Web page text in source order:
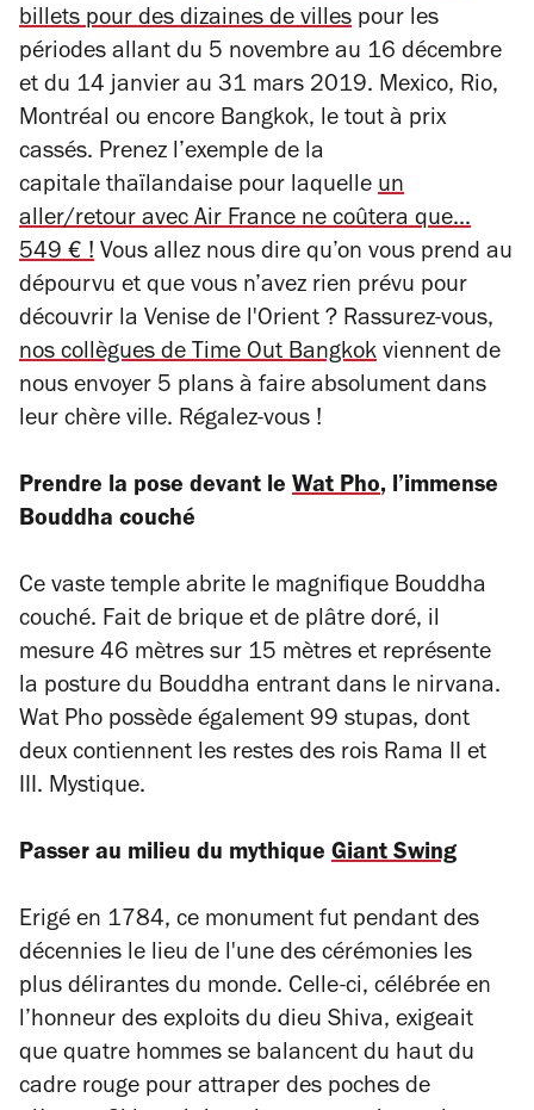
billets pour des dizaines de villes pour les
périodes allant du 5 novembre au 16 décembre
et du 14 janvier au 31 mars 2019. Mexico, Rio,
Montréal ou encore Bangkok, le tout à prix
cassés. Prenez l’exemple de la
capitale thaïlandaise pour laquelle un
aller/retour avec Air France ne coûtera que...
549 € ! Vous allez nous dire qu’on vous prend au
dépourvu et que vous n’avez rien prévu pour
découvrir la Venise de l'Orient ? Rassurez-vous,
nos collègues de Time Out Bangkok viennent de
nous envoyer 5 plans à faire absolument dans
leur chère ville. Régalez-vous !
Prendre la pose devant le Wat Pho, l’immense
Bouddha couché
Ce vaste temple abrite le magnifique Bouddha
couché. Fait de brique et de plâtre doré, il
mesure 46 mètres sur 15 mètres et représente
la posture du Bouddha entrant dans le nirvana.
Wat Pho possède également 99 stupas, dont
deux contiennent les restes des rois Rama II et
III. Mystique.
Passer au milieu du mythique Giant Swing
Erigé en 1784, ce monument fut pendant des
décennies le lieu de l'une des cérémonies les
plus délirantes du monde. Celle-ci, célébrée en
l’honneur des exploits du dieu Shiva, exigeait
que quatre hommes se balancent du haut du
cadre rouge pour attraper des poches de